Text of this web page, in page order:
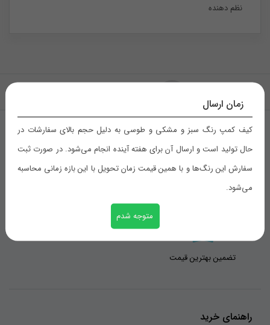
زمان ارسال
کیف کمپ رنگ سبز و مشکی و طوسی به دلیل حجم بالای سفارشات در
حال تولید است و ارسال آن برای هفته آینده انجام می‌شود. در صورت ثبت
سفارش این رنگ‌ها و با همین قیمت زمان تحویل با این بازه زمانی محاسبه
می‌شود.
متوجه شدم
نظم دهنده
تحویل اکسپرس
تضمین بهترین قیمت
راهنمای خرید